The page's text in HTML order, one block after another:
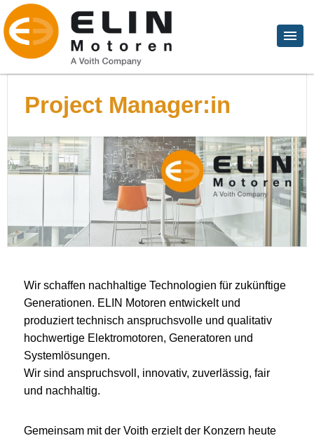
Project Manager:in
Wir schaffen nachhaltige Technologien für zukünftige
Generationen. ELIN Motoren entwickelt und
produziert technisch anspruchsvolle und qualitativ
hochwertige Elektromotoren, Generatoren und
Systemlösungen.
Wir sind anspruchsvoll, innovativ, zuverlässig, fair
und nachhaltig.
Gemeinsam mit der Voith erzielt der Konzern heute